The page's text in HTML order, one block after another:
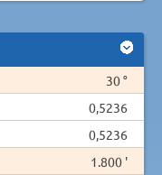
30 °
0,5236
0,5236
1.800 '